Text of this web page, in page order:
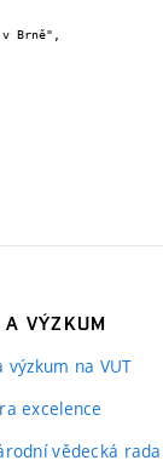
A VÝZKUM
výzkum na VUT
excelence
vědecká rada